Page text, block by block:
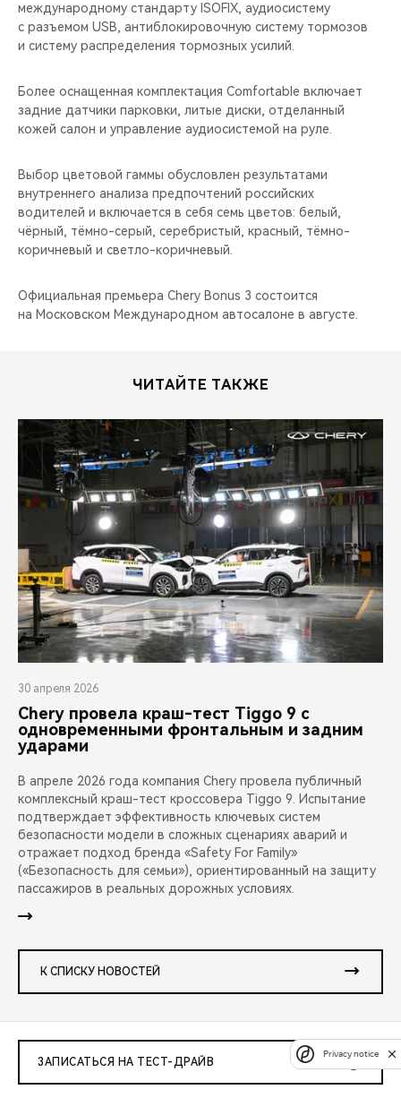
международному стандарту ISOFIX, аудиосистему
с разъемом USB, антиблокировочную систему тормозов
и систему распределения тормозных усилий.
Более оснащенная комплектация Comfortable включает
задние датчики парковки, литые диски, отделанный
кожей салон и управление аудиосистемой на руле.
Выбор цветовой гаммы обусловлен результатами
внутреннего анализа предпочтений российских
водителей и включается в себя семь цветов: белый,
чёрный, тёмно-серый, серебристый, красный, тёмно-
коричневый и светло-коричневый.
Официальная премьера Chery Bonus 3 состоится
на Московском Международном автосалоне в августе.
ЧИТАЙТЕ ТАКЖЕ
30 апреля 2026
Chery провела краш-тест Tiggo 9 с
одновременными фронтальным и задним
ударами
В апреле 2026 года компания Chery провела публичный
комплексный краш-тест кроссовера Tiggo 9. Испытание
подтверждает эффективность ключевых систем
безопасности модели в сложных сценариях аварий и
отражает подход бренда «Safety For Family»
(«Безопасность для семьи»), ориентированный на защиту
пассажиров в реальных дорожных условиях.
К СПИСКУ НОВОСТЕЙ
ЗАПИСАТЬСЯ НА ТЕСТ-ДРАЙВ
Privacy notice